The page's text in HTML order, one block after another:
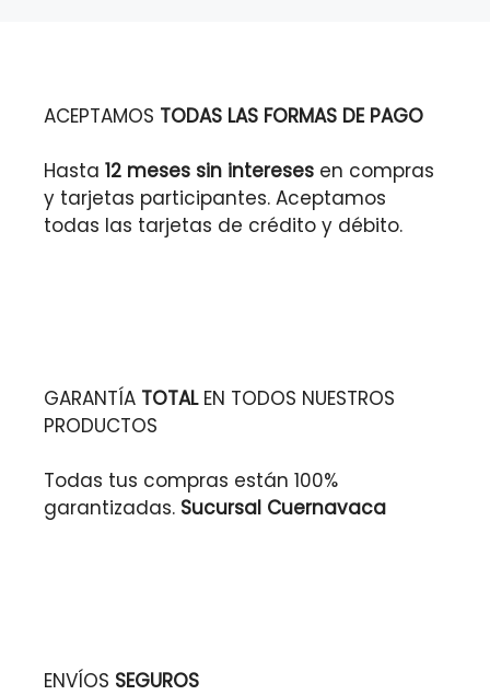
ACEPTAMOS TODAS LAS FORMAS DE PAGO
Hasta 12 meses sin intereses en compras
y tarjetas participantes. Aceptamos
todas las tarjetas de crédito y débito.
GARANTÍA TOTALEN TODOS NUESTROS
PRODUCTOS
Todas tus compras están 100%
garantizadas. Sucursal Cuernavaca
ENVÍOS SEGUROS